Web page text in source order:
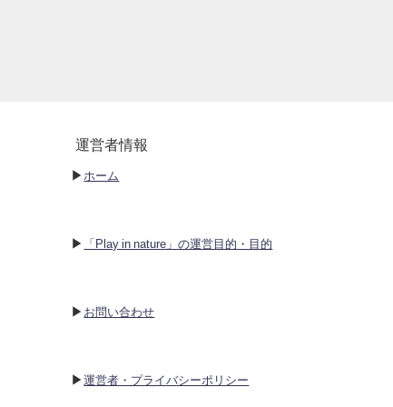
運営者情報
▶︎ ホーム
▶︎ 「Play in nature」の運営目的・目的
▶︎ お問い合わせ
▶︎運営者・プライバシーポリシー